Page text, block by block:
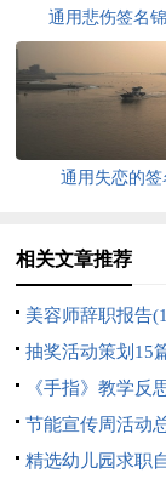
通用悲伤签名
通用失恋的签
相关文章推荐
美容师辞职报告
抽奖活动策划15
《手指》教学反
节能宣传周活动
精选幼儿园求职